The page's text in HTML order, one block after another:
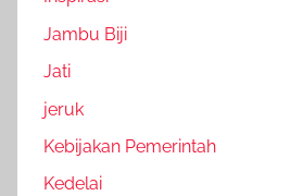
Jambu Biji
Jati
jeruk
Kebijakan Pemerintah
Kedelai